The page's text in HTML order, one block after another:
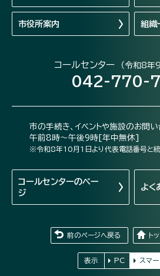
市役所案内 組織
コールセンター （令和8年
042-770-
市の手続き、イベントや施設のお問い
午前8時～午後9時[年中無休]
※令和8年10月1日より代表電話番号と統
コールセンターのペー
ジ
よく
前のページへ戻る ト
表示 PC スマー